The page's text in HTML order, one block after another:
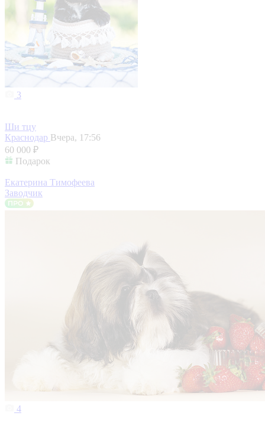
3
Ши тцу
Краснодар Вчера, 17:56
60 000 ₽
Подарок
Екатерина Тимофеева
Заводчик
4